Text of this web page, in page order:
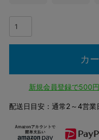
カ
新規会員登録で500
配送日目安：通常2～4営業